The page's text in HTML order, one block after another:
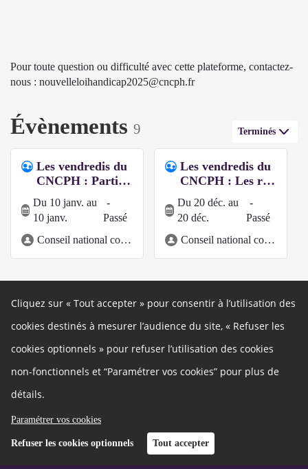
Pour toute question ou difficulté avec cette plateforme, contactez-
nous : nouvelleloihandicap2025@cncph.fr
Évènements 9 Terminés
Les vendredis du
CNCPH : Parti…
Du 10 janv. au
10 janv.
-
Passé
Conseil national consultatif des personnes handicapées
Les vendredis du
CNCPH : Les r…
Du 20 déc. au
20 déc.
-
Passé
Conseil national consultatif des personnes handicapées
Cliquez sur « Tout accepter » pour consentir à l’utilisation des
cookies destinés à mesurer l’audience du site, « Refuser les
cookies optionnels » pour refuser l’utilisation des cookies
non-fonctionnels et “Paramétrer vos cookies” pour plus de
détails.
Paramétrer vos cookies
Refuser les cookies optionnels Tout accepter
Mentions légales
Besoin d'aide ?
Charte
Développeurs